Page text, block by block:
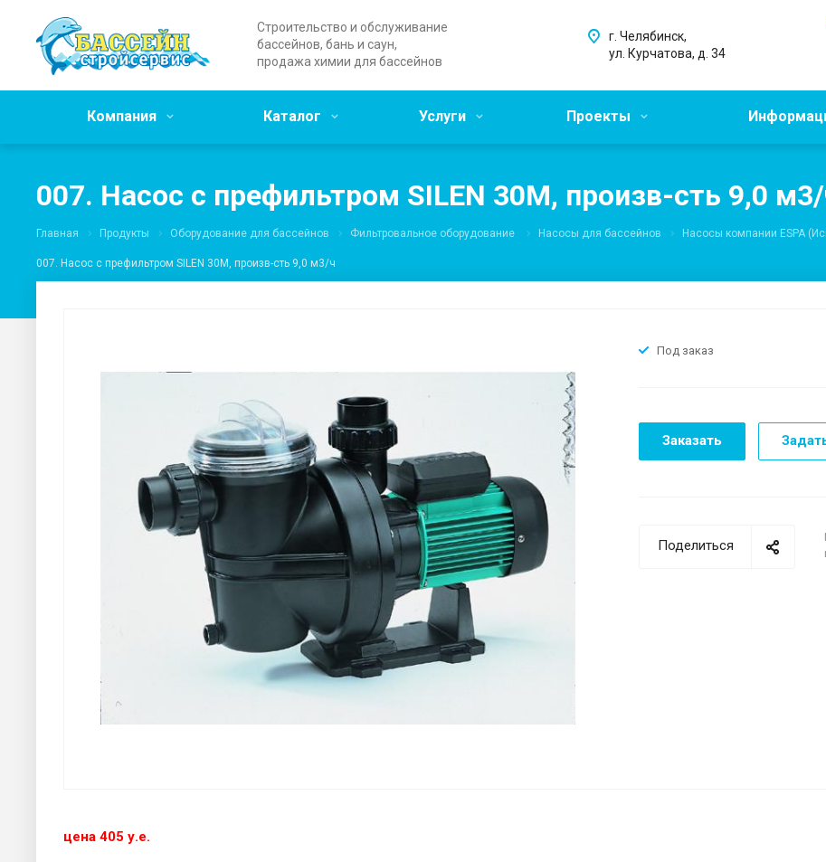
Строительство и обслуживание
бассейнов, бань и саун,
продажа химии для бассейнов
г. Челябинск,
ул. Курчатова, д. 34
Компания Каталог Услуги Проекты
007. Насос с префильтром SILEN 30M, произв-сть 9,0
Главная Продукты Оборудование для бассейнов Фильтровальное оборудование Насосы для бассейнов Насосы компании ESPA
007. Насос с префильтром SILEN 30M, произв-сть 9,0 м3/ч
Под заказ
Заказать
Поделиться
цена 405 у.е.